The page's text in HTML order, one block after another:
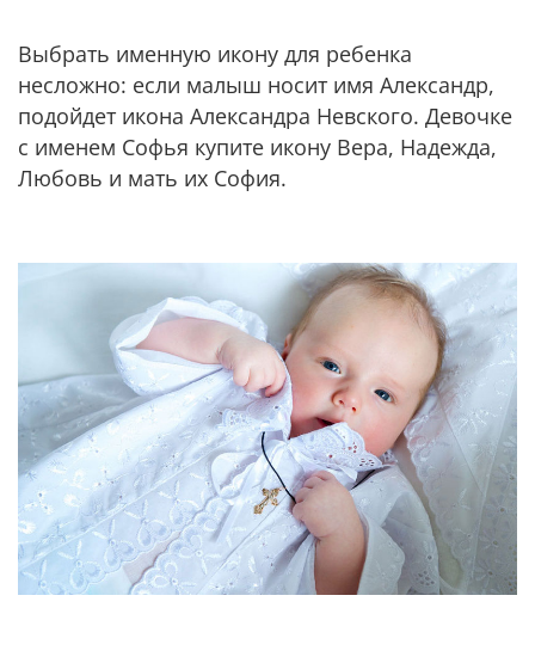
Выбрать именную икону для ребенка
несложно: если малыш носит имя Александр,
подойдет икона Александра Невского. Девочке
с именем Софья купите икону Вера, Надежда,
Любовь и мать их София.